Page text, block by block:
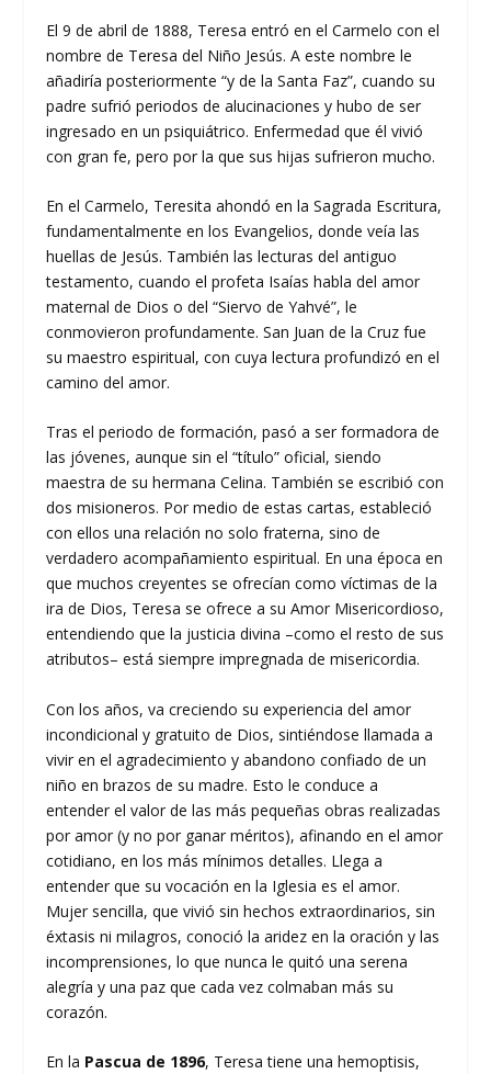
El 9 de abril de 1888, Teresa entró en el Carmelo con el
nombre de Teresa del Niño Jesús. A este nombre le
añadiría posteriormente “y de la Santa Faz”, cuando su
padre sufrió periodos de alucinaciones y hubo de ser
ingresado en un psiquiátrico. Enfermedad que él vivió
con gran fe, pero por la que sus hijas sufrieron mucho.
En el Carmelo, Teresita ahondó en la Sagrada Escritura,
fundamentalmente en los Evangelios, donde veía las
huellas de Jesús. También las lecturas del antiguo
testamento, cuando el profeta Isaías habla del amor
maternal de Dios o del “Siervo de Yahvé”, le
conmovieron profundamente. San Juan de la Cruz fue
su maestro espiritual, con cuya lectura profundizó en el
camino del amor.
Tras el periodo de formación, pasó a ser formadora de
las jóvenes, aunque sin el “título” oficial, siendo
maestra de su hermana Celina. También se escribió con
dos misioneros. Por medio de estas cartas, estableció
con ellos una relación no solo fraterna, sino de
verdadero acompañamiento espiritual. En una época en
que muchos creyentes se ofrecían como víctimas de la
ira de Dios, Teresa se ofrece a su Amor Misericordioso,
entendiendo que la justicia divina –como el resto de sus
atributos– está siempre impregnada de misericordia.
Con los años, va creciendo su experiencia del amor
incondicional y gratuito de Dios, sintiéndose llamada a
vivir en el agradecimiento y abandono confiado de un
niño en brazos de su madre. Esto le conduce a
entender el valor de las más pequeñas obras realizadas
por amor (y no por ganar méritos), afinando en el amor
cotidiano, en los más mínimos detalles. Llega a
entender que su vocación en la Iglesia es el amor.
Mujer sencilla, que vivió sin hechos extraordinarios, sin
éxtasis ni milagros, conoció la aridez en la oración y las
incomprensiones, lo que nunca le quitó una serena
alegría y una paz que cada vez colmaban más su
corazón.
En la Pascua de 1896, Teresa tiene una hemoptisis,